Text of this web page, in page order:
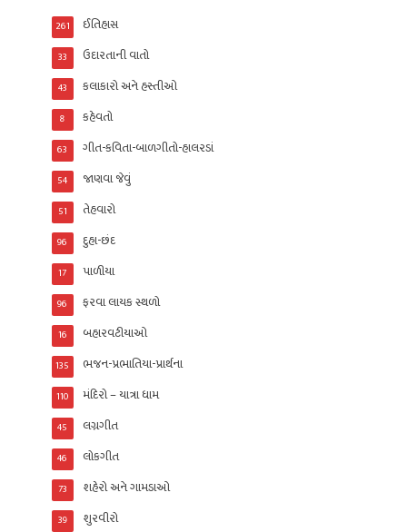
ઈતિહાસ
261
ઉદારતાની વાતો
33
કલાકારો અને હસ્તીઓ
43
કહેવતો
8
ગીત-કવિતા-બાળગીતો-હાલરડાં
63
જાણવા જેવું
54
તેહવારો
51
દુહા-છંદ
96
પાળીયા
17
ફરવા લાયક સ્થળો
96
બહારવટીયાઓ
16
ભજન-પ્રભાતિયા-પ્રાર્થના
135
મંદિરો – યાત્રા ધામ
110
લગ્નગીત
45
લોકગીત
46
શહેરો અને ગામડાઓ
73
શુરવીરો
39